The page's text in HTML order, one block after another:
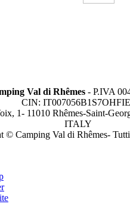
Val di Rhêmes- P.IVA
CIN:
1- 11010 Rhêmes-Saint-
ITALY
© Camping Val di Rhêmes-